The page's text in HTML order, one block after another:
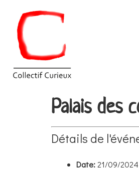
Palais des
Détails de
Date:21/09/2024